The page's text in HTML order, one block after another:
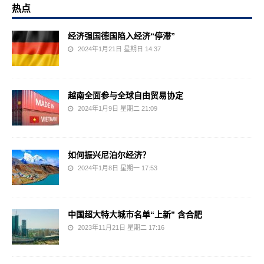
热点
经济强国德国陷入经济“停滞”
2024年1月21日 星期日 14:37
越南全面参与全球自由贸易协定
2024年1月9日 星期二 21:09
如何振兴尼泊尔经济？
2024年1月8日 星期一 17:53
中国超大特大城市名单“上新” 含合肥
2023年11月21日 星期二 17:16